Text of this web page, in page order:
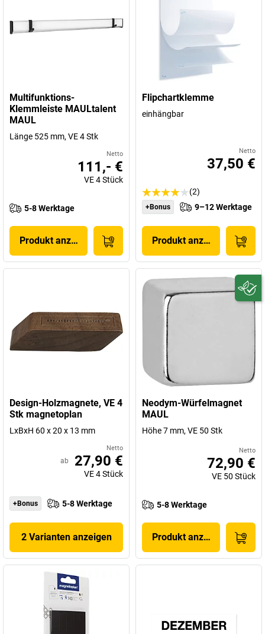
Multifunktions-
Klemmleiste MAULtalent
MAUL
Länge 525 mm, VE 4 Stk
Netto
111,- €
VE4Stück
5-8 Werktage
Produkt anzeigen
Flipchartklemme
einhängbar
Netto
37,50 €
(2)
+Bonus 9–12 Werktage
Produkt anzeigen
Design-Holzmagnete, VE 4
Stk magnetoplan
LxBxH 60 x 20 x 13 mm
Netto
ab 27,90 €
VE4Stück
+Bonus 5-8 Werktage
2 Varianten anzeigen
Neodym-Würfelmagnet
MAUL
Höhe 7 mm, VE 50 Stk
Netto
72,90 €
VE 50 Stück
5-8 Werktage
Produkt anzeigen